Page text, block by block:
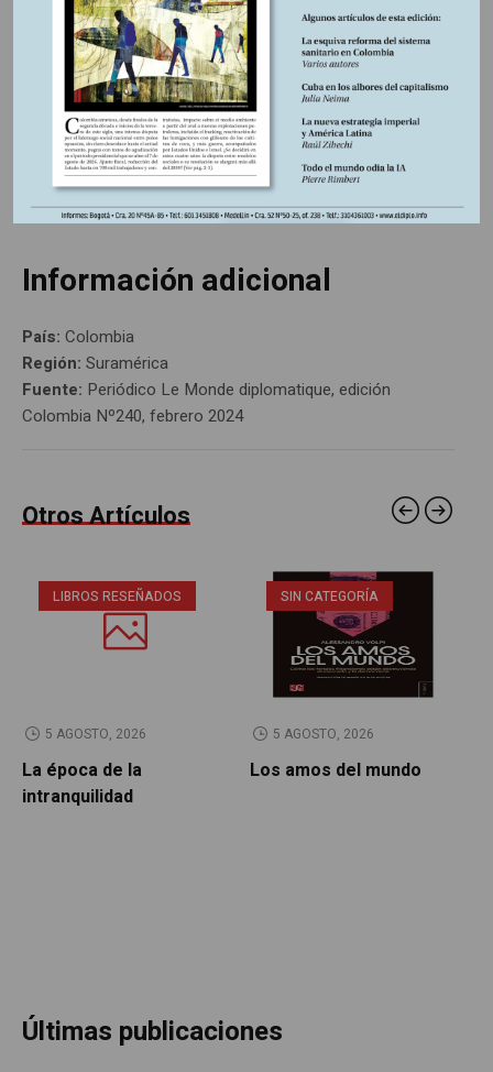
https://libreria.desdeabajo.info/index.php?
route=product/product&product_id=180&search=suscri
Información adicional
País: Colombia
Región: Suramérica
Fuente: Periódico Le Monde diplomatique, edición
Colombia Nº240, febrero 2024
Otros Artículos
LIBROS RESEÑADOS
5 AGOSTO, 2026
La época de la
intranquilidad
SIN CATEGORÍA
5 AGOSTO, 2026
Los amos del mundo
Últimas publicaciones